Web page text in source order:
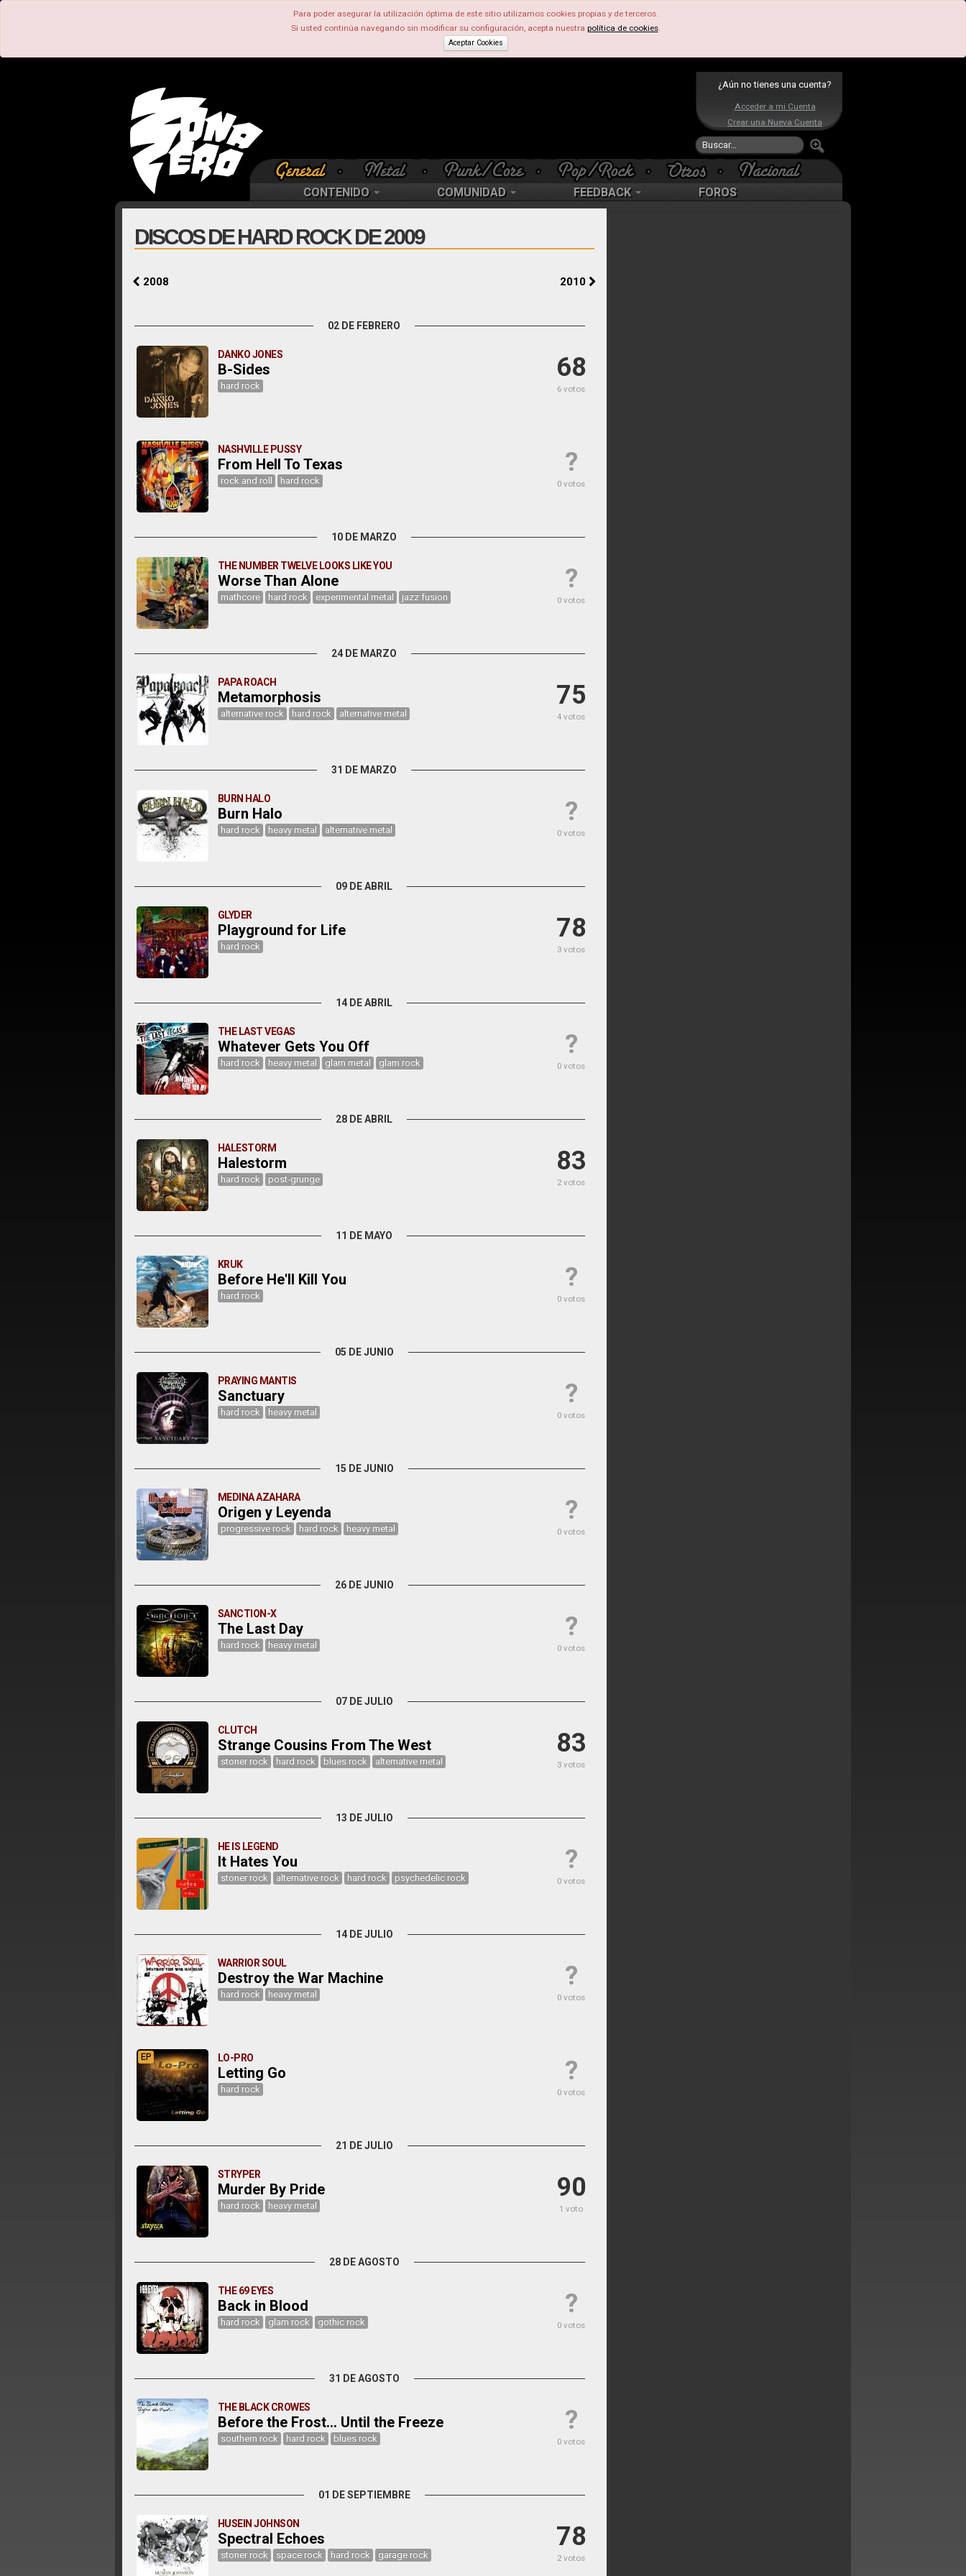
Para poder asegurar la utilización óptima de este sitio utilizamos cookies propias y de terceros.
Si usted continúa navegando sin modificar su configuración, acepta nuestra política de cookies.
Aceptar Cookies
¿Aún no tienes una cuenta?
Acceder a mi Cuenta
Crear una Nueva Cuenta
CONTENIDO COMUNIDAD FEEDBACK FOROS
DISCOS DE HARD ROCK DE 2009
2008 2010
02 DE FEBRERO
68
6 votos
DANKO JONES
B-Sides
hard rock
?
0 votos
NASHVILLE PUSSY
From Hell To Texas
rock and roll hard rock
10 DE MARZO
?
0 votos
THE NUMBER TWELVE LOOKS LIKE YOU
Worse Than Alone
mathcore hard rock experimental metal jazz fusion
24 DE MARZO
75
4 votos
PAPA ROACH
Metamorphosis
alternative rock hard rock alternative metal
31 DE MARZO
?
0 votos
BURN HALO
Burn Halo
hard rock heavy metal alternative metal
09 DE ABRIL
78
3 votos
GLYDER
Playground for Life
hard rock
14 DE ABRIL
?
0 votos
THE LAST VEGAS
Whatever Gets You Off
hard rock heavy metal glam metal glam rock
28 DE ABRIL
83
2 votos
HALESTORM
Halestorm
hard rock post-grunge
11 DE MAYO
?
0 votos
KRUK
Before He'll Kill You
hard rock
05 DE JUNIO
?
0 votos
PRAYING MANTIS
Sanctuary
hard rock heavy metal
15 DE JUNIO
?
0 votos
MEDINA AZAHARA
Origen y Leyenda
progressive rock hard rock heavy metal
26 DE JUNIO
?
0 votos
SANCTION-X
The Last Day
hard rock heavy metal
07 DE JULIO
83
3 votos
CLUTCH
Strange Cousins From The West
stoner rock hard rock blues rock alternative metal
13 DE JULIO
?
0 votos
HE IS LEGEND
It Hates You
stoner rock alternative rock hard rock psychedelic rock
14 DE JULIO
?
0 votos
WARRIOR SOUL
Destroy the War Machine
hard rock heavy metal
?
0 votos
EP LO-PRO
Letting Go
hard rock
21 DE JULIO
90
1 voto
STRYPER
Murder By Pride
hard rock heavy metal
28 DE AGOSTO
?
0 votos
THE 69 EYES
Back in Blood
hard rock glam rock gothic rock
31 DE AGOSTO
?
0 votos
THE BLACK CROWES
Before the Frost... Until the Freeze
southern rock hard rock blues rock
01 DE SEPTIEMBRE
78
2 votos
HUSEIN JOHNSON
Spectral Echoes
stoner rock space rock hard rock garage rock